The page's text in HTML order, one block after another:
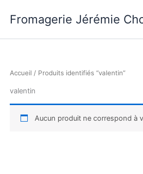
Fromagerie Jérémie
Accueil / Produits identifiés “valentin”
valentin
Aucun produit ne correspond à